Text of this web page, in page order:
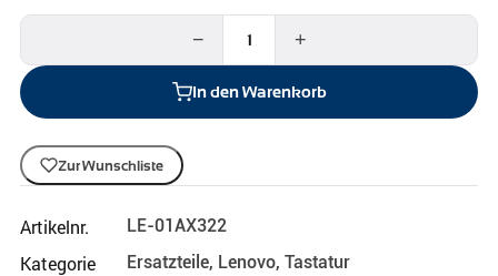
− +
In den Warenkorb
Zur Wunschliste
Artikelnr. LE-01AX322
Kategorie Ersatzteile, Lenovo, Tastatur